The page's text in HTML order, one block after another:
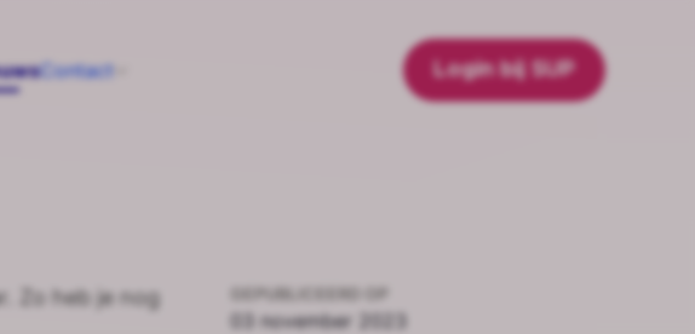
Contact Login bij SUP
Zo heb je nog
GEPUBLICEERD OP
03 november 2023